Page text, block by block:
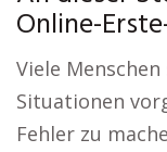
Online-
Viele
Situationen
Fehler zu